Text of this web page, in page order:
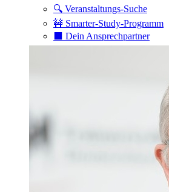
🔍 Veranstaltungs-Suche
🚧 Smarter-Study-Programm
⬛️ Dein Ansprechpartner